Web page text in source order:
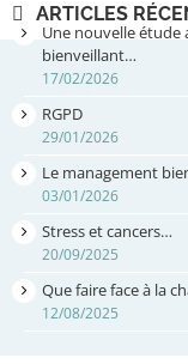
ARTICLES
Une nouvelle étude
bienveillant…
17/02/2026
RGPD
29/01/2026
Le management
03/01/2026
Stress et cancers…
20/09/2025
Que faire face à la
12/08/2025